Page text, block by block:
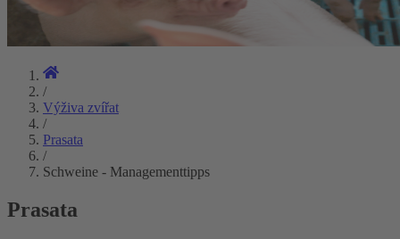
/
Výživa zvířat
/
Prasata
/
Schweine - Managementtipps
Prasata